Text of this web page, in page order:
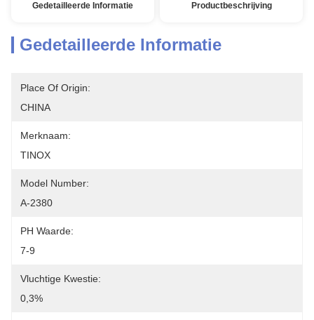
Gedetailleerde Informatie Productbeschrijving
Gedetailleerde Informatie
Place Of Origin:
CHINA
Merknaam:
TINOX
Model Number:
A-2380
PH Waarde:
7-9
Vluchtige Kwestie:
0,3%